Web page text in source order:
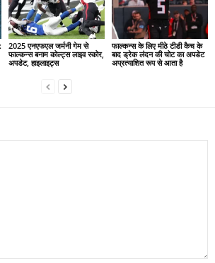
2025 एनएफएल जर्मनी गेम से
फाल्कन्स बनाम कोल्ट्स लाइव स्कोर,
अपडेट, हाइलाइट्स
फाल्कन्स के लिए मीठे टीडी कैच के
बाद ड्रेक लंदन की चोट का अपडेट
अप्रत्याशित रूप से आता है